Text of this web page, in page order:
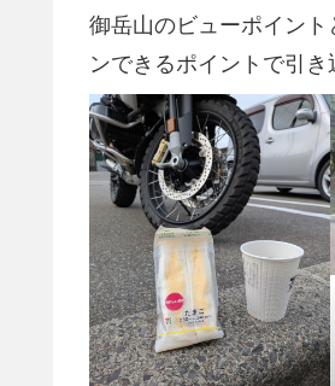
御岳山のビューポイント
ンできるポイントで引き